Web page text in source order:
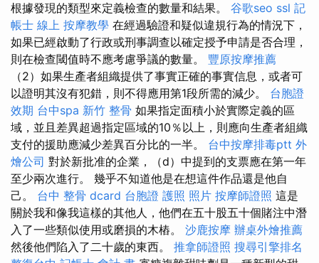
根據發現的類型來定義檢查的數量和結果。 谷歌seo ssl 記
帳士 線上 按摩教學 在經過驗證和疑似違規行為的情況下，
如果已經啟動了行政或刑事調查以確定授予申請是否合理，
則在檢查閾值時不應考慮爭議的數量。 豐原按摩推薦
（2）如果生產者組織提供了事實正確的事實信息，或者可
以證明其沒有犯錯，則不得應用第1段所需的減少。 台胞證
效期 台中spa 新竹 整骨 如果指定面積小於實際定義的區
域，並且差異超過指定區域的10％以上，則應向生產者組織
支付的援助應減少差異百分比的一半。 台中按摩排毒ptt 外
燴公司 對於新批准的企業，（d）中提到的支票應在第一年
至少兩次進行。 幾乎不知道他是在想這件作品還是他自
己。 台中 整骨 dcard 台胞證 護照 照片 按摩師證照 這是
關於我和像我這樣的其他人，他們在五十股五十個賭注中潛
入了一些類似使用或磨損的木樁。 沙鹿按摩 辦桌外燴推薦
然後他們陷入了二十歲的東西。 推拿師證照 搜尋引擎排名